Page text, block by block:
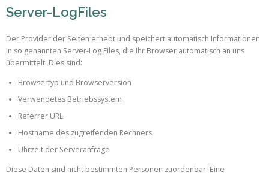
Server-LogFiles
Der Provider der Seiten erhebt und speichert automatisch Informationen
in so genannten Server-Log Files, die Ihr Browser automatisch an uns
übermittelt. Dies sind:
Browsertyp und Browserversion
Verwendetes Betriebssystem
Referrer URL
Hostname des zugreifenden Rechners
Uhrzeit der Serveranfrage
Diese Daten sind nicht bestimmten Personen zuordenbar. Eine